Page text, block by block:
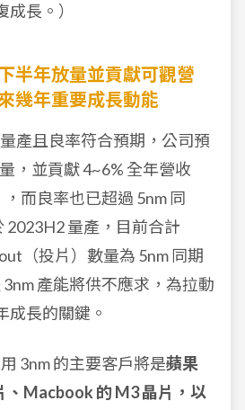
長。）
半年放量並貢獻可觀營
幾年重要成長動能
產且良率符合預期，公司預
，並貢獻 4~6% 全年營收
，而良率也已超過 5nm 同
2023H2 量產，目前合計
（投片）數量為 5nm 同期
產能將供不應求，為拉動
成長的關鍵。
3nm 的主要客戶將是蘋果
、Macbook 的 M3 晶片，以